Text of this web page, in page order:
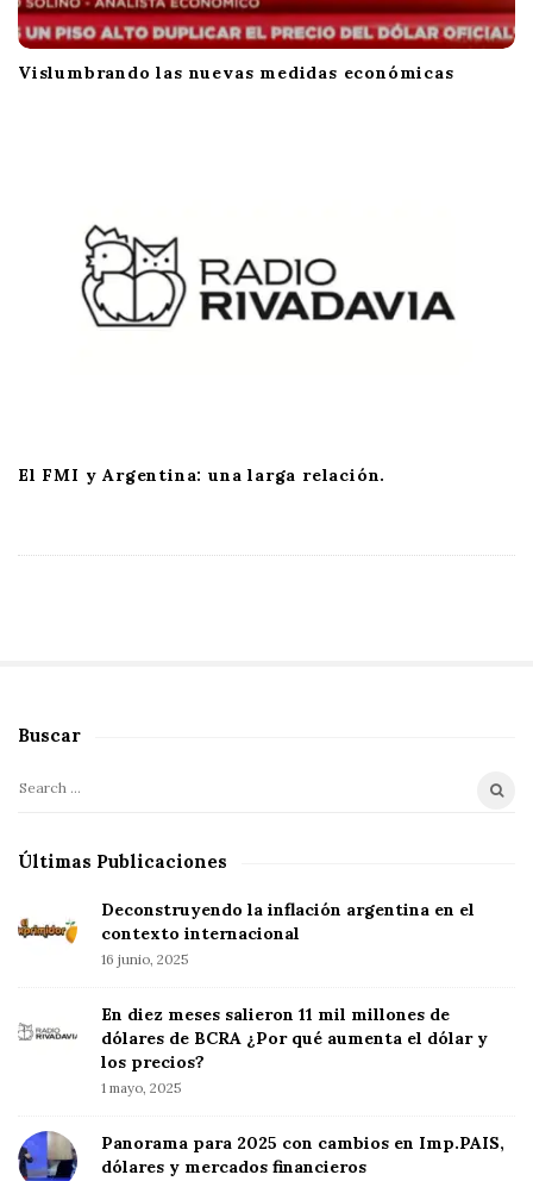
Vislumbrando las nuevas medidas económicas
El FMI y Argentina: una larga relación.
S
S
d
a
Buscar
S
a
h
:
Últimas Publicaciones
Deconstruyendo la inflación argentina en el
contexto internacional
16 junio, 2025
En diez meses salieron 11 mil millones de
dólares de BCRA ¿Por qué aumenta el dólar y
los precios?
1 mayo, 2025
Panorama para 2025 con cambios en Imp.PAIS,
dólares y mercados financieros